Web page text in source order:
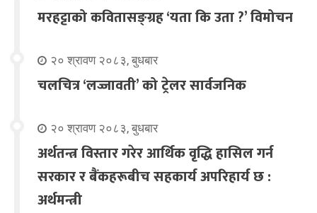
मरहट्टाको कवितासङ्ग्रह ‘यता कि उता ?’ विमोचन
२० श्रावण २०८३, बुधबार
चलचित्र ‘लज्जावती’ को ट्रेलर सार्वजनिक
२० श्रावण २०८३, बुधबार
अर्थतन्त्र विस्तार गरेर आर्थिक वृद्धि हासिल गर्न
सरकार र बैंकहरूबीच सहकार्य अपरिहार्य छ :
अर्थमन्त्री